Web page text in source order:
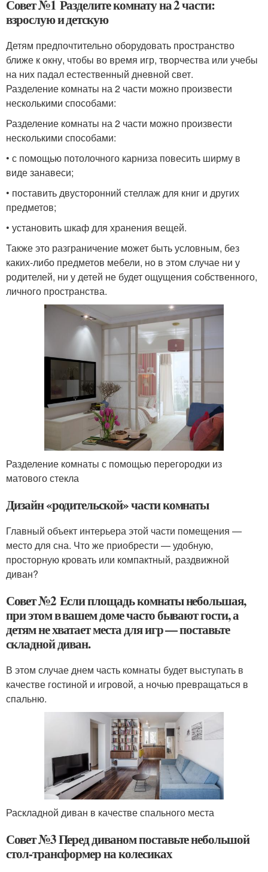
Совет №1 Разделите комнату на 2 части:
взрослую и детскую
Детям предпочтительно оборудовать пространство
ближе к окну, чтобы во время игр, творчества или учебы
на них падал естественный дневной свет.
Разделение комнаты на 2 части можно произвести
несколькими способами:
Разделение комнаты на 2 части можно произвести
несколькими способами:
• с помощью потолочного карниза повесить ширму в
виде занавеси;
• поставить двусторонний стеллаж для книг и других
предметов;
• установить шкаф для хранения вещей.
Также это разграничение может быть условным, без
каких-либо предметов мебели, но в этом случае ни у
родителей, ни у детей не будет ощущения собственного,
личного пространства.
Разделение комнаты с помощью перегородки из
матового стекла
Дизайн «родительской» части комнаты
Главный объект интерьера этой части помещения —
место для сна. Что же приобрести — удобную,
просторную кровать или компактный, раздвижной
диван?
Совет №2 Если площадь комнаты небольшая,
при этом в вашем доме часто бывают гости, а
детям не хватает места для игр — поставьте
складной диван.
В этом случае днем часть комнаты будет выступать в
качестве гостиной и игровой, а ночью превращаться в
спальню.
Раскладной диван в качестве спального места
Совет №3 Перед диваном поставьте небольшой
стол-трансформер на колесиках